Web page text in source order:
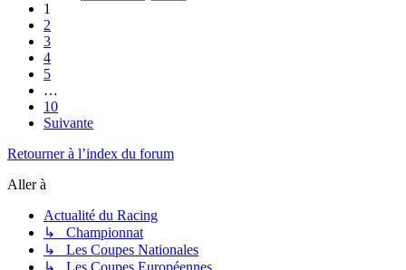
1
2
3
4
5
…
10
Suivante
Retourner à l’index du forum
Aller à
Actualité du Racing
↳ Championnat
↳ Les Coupes Nationales